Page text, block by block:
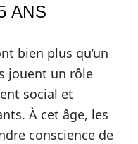
ANS
bien plus qu’un
jouent un rôle
social et
À cet âge, les
conscience de